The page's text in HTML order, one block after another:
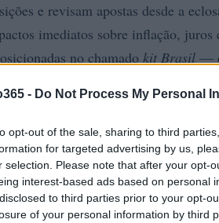
- Do Not Process My Personal
opt-out of the sale, sharing to third
for targeted advertising by us,
selection. Please note that after your opt-
interest-based ads based on personal
to third parties prior to your opt-
of your personal information by third
e revisam apostas desde a
imediatos sobre inflação, juros
no chamado kit Brasil —
por maior incerteza e